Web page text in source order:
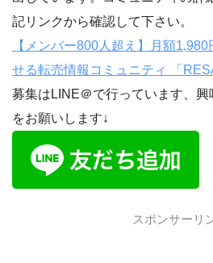
記リンクから確認して下さい。
【メンバー800人超え】月額
せる転売情報コミュニティ 「
募集はLINE＠で行っています、
をお願いします↓
スポンサーリ